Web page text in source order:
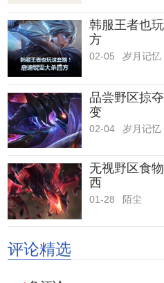
韩服王者也
方
02-05 岁月记忆
品尝野区掠
变
02-04 岁月记忆
无视野区食
西
01-28 陌尘
评论精选